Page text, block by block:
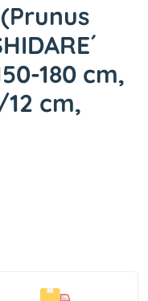
180 cm,
cm,